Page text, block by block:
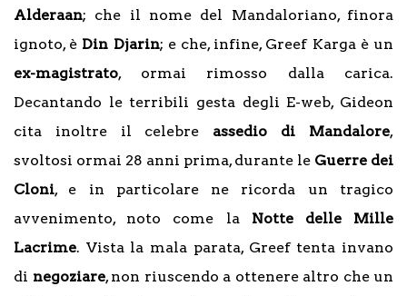
Alderaan; che il nome del Mandaloriano, finora
ignoto, è Din Djarin; e che, infine, Greef Karga è un
ex-magistrato, ormai rimosso dalla carica.
Decantando le terribili gesta degli E-web, Gideon
cita inoltre il celebre assedio di Mandalore,
svoltosi ormai 28 anni prima, durante le Guerre dei
Cloni, e in particolare ne ricorda un tragico
avvenimento, noto come la Notte delle Mille
Lacrime. Vista la mala parata, Greef tenta invano
di negoziare, non riuscendo a ottenere altro che un